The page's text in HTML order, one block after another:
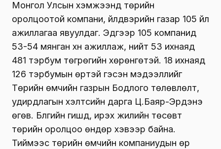
Монгол Улсын хэмжээнд төрийн
оролцоотой компани, үйлдвэрийн газар 105 үйл
ажиллагаа явуулдаг. Эдгээр 105 компанид
53-54 мянган хүн ажиллаж, нийт 53 ихнаяд
481 тэрбум төгрөгийн хөрөнгөтэй. 18 ихнаяд
126 тэрбумын өртэй гэсэн мэдээллийг
Төрийн өмчийн газрын Бодлого төлөвлөлт,
удирдлагын хэлтсийн дарга Ц.Баяр-Эрдэнэ
өгөв. Бүлгийн гишүүд, ирэх жилийн төсөвт
төрийн оролцоо өндөр хэвээр байна.
Тиймээс төрийн өмчийн компаниудын өр